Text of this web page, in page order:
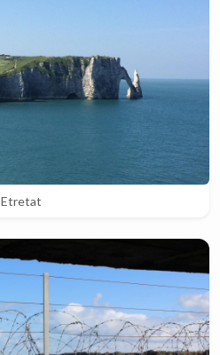
Etretat